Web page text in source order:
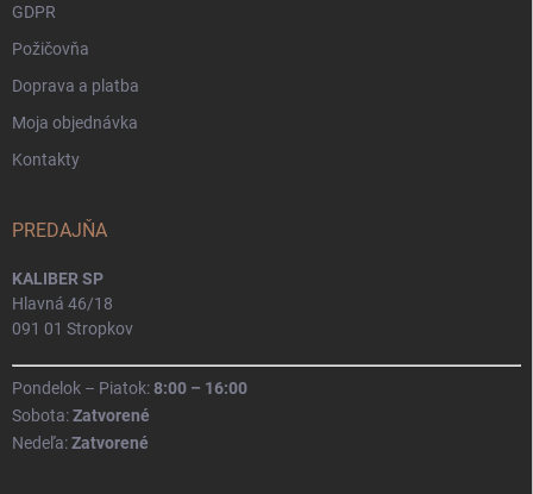
GDPR
Požičovňa
Doprava a platba
Moja objednávka
Kontakty
PREDAJŇA
KALIBER SP
Hlavná 46/18
091 01 Stropkov
Pondelok – Piatok:8:00 – 16:00
Sobota:Zatvorené
Nedeľa:Zatvorené